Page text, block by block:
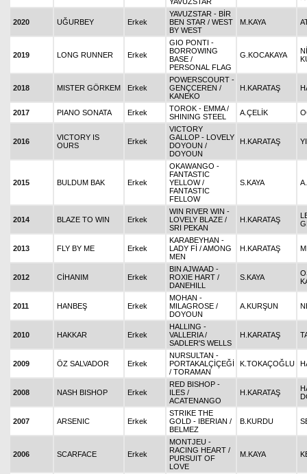
2020 UĞURBEY Erkek
YAVUZSTAR - BİR
BEN STAR / WEST
BY WEST
M.KAYA
2019 LONG RUNNER Erkek
GIO PONTI -
BORROWING
BASE /
PERSONAL FLAG
G.KOCAKAYA
2018 MISTER GÖRKEM Erkek
POWERSCOURT -
GENÇCEREN /
KANEKO
H.KARATAŞ
2017 PIANO SONATA Erkek
TOROK - EMMA /
SHINING STEEL
A.ÇELİK
2016
VICTORY IS
OURS
Erkek
VICTORY
GALLOP - LOVELY
DOYOUN /
DOYOUN
H.KARATAŞ
2015 BULDUM BAK Erkek
OKAWANGO -
FANTASTIC
YELLOW /
FANTASTIC
FELLOW
S.KAYA
2014 BLAZE TO WIN Erkek
WIN RIVER WIN -
LOVELY BLAZE /
SRI PEKAN
H.KARATAŞ
2013 FLY BY ME Erkek
KARABEYHAN -
LADY Fİ / AMONG
MEN
H.KARATAŞ
2012 CİHANIM Erkek
BIN AJWAAD -
ROXIE HART /
DANEHILL
S.KAYA
2011 HANBEŞ Erkek
MOHAN -
MILAGROSE /
DOYOUN
A.KURŞUN
2010 HAKKAR Erkek
HALLING -
VALLERIA /
SADLER'S WELLS
H.KARATAŞ
2009 ÖZ SALVADOR Erkek
NURSULTAN -
PORTAKALÇİÇEĞİ
/ TORAMAN
K.TOKAÇOĞLU
2008 NASH BISHOP Erkek
RED BISHOP -
ILES /
ACATENANGO
H.KARATAŞ
2007 ARSENIC Erkek
STRIKE THE
GOLD - IBERIAN /
BELMEZ
B.KURDU
2006 SCARFACE Erkek
MONTJEU -
RACING HEART /
PURSUIT OF
LOVE
M.KAYA